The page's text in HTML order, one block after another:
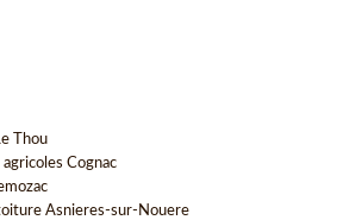
Thou
Cognac
Asnieres-sur-Nouere